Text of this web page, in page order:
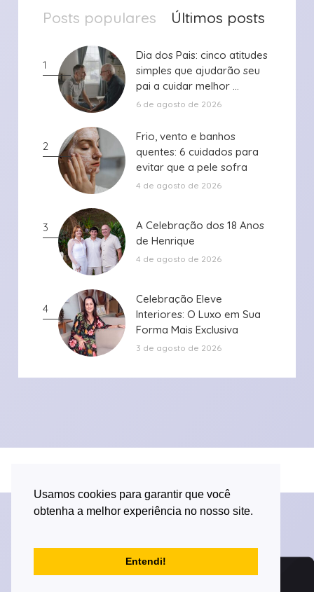
Usamos cookies para garantir que você
obtenha a melhor experiência no nosso site.
Entendi!
Posts populares Últimos posts
1
Dia dos Pais: cinco atitudes
simples que ajudarão seu
pai a cuidar melhor ...
Dia dos Pais: cinco atitudes
simples que ajudarão seu
pai a cuidar melhor ...
6 de agosto de 2026
2
Frio, vento e banhos
quentes: 6 cuidados para
evitar que a pele sofra
durante ...
Frio, vento e banhos
quentes: 6 cuidados para
evitar que a pele sofra
durante ...
4 de agosto de 2026
3
A Celebração dos 18 Anos
de Henrique
A Celebração dos 18 Anos
de Henrique
4 de agosto de 2026
4
Celebração Eleve
Interiores: O Luxo em Sua
Forma Mais Exclusiva
Celebração Eleve
Interiores: O Luxo em Sua
Forma Mais Exclusiva
3 de agosto de 2026